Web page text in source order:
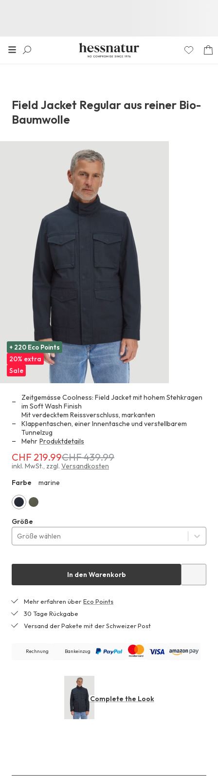
+ 220 Eco Points
20% extra
Sale
Field Jacket Regular aus reiner Bio-
Baumwolle
Zeitgemässe Coolness: Field Jacket mit hohem Stehkragen
im Soft Wash Finish
Mit verdecktem Reissverschluss, markanten
Klappentaschen, einer Innentasche und verstellbarem
Tunnelzug
Mehr Produktdetails
Erhältlich
für
anstatt
CHF 439.99
CHF 219.99CHF 439.99
inkl. MwSt., zzgl. Versandkosten
Farbe
marine
Größe
Größe wählen
In den Warenkorb
Mehr erfahren über Eco Points
30 Tage Rückgabe
Versand der Pakete mit der Schweizer Post
Rechnung Bankeinzug
Complete the Look